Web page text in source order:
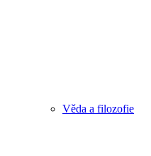
Věda a filozofie